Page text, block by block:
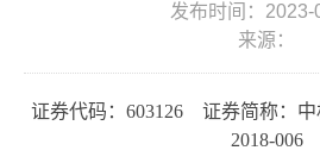
发布时间：2023-
来源：
证券代码： 603126 证券简称：
2018-006